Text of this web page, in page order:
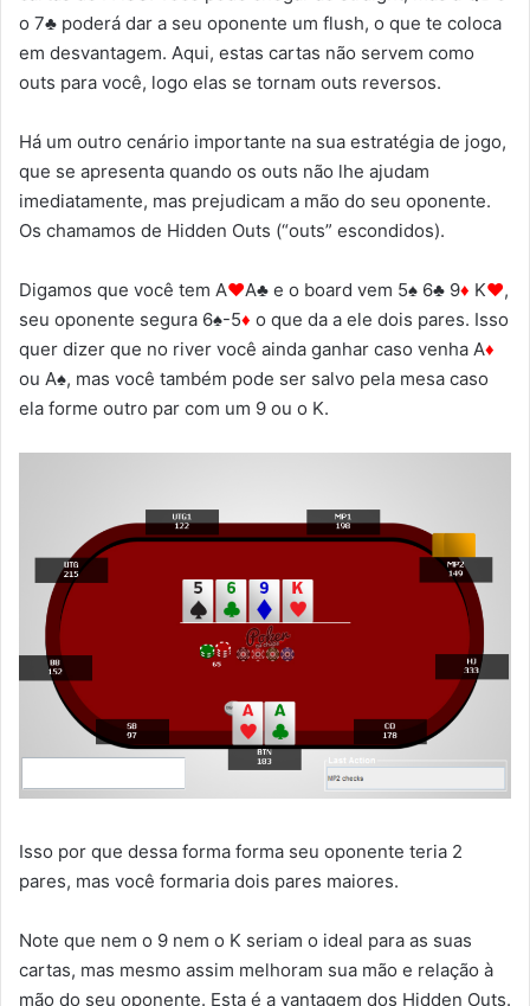
o 7♣ poderá dar a seu oponente um flush, o que te coloca
em desvantagem. Aqui, estas cartas não servem como
outs para você, logo elas se tornam outs reversos.
Há um outro cenário importante na sua estratégia de jogo,
que se apresenta quando os outs não lhe ajudam
imediatamente, mas prejudicam a mão do seu oponente.
Os chamamos de Hidden Outs (“outs” escondidos).
Digamos que você tem A♥A♣ e o board vem 5♠ 6♣ 9♦ K♥,
seu oponente segura 6♠-5♦ o que da a ele dois pares. Isso
quer dizer que no river você ainda ganhar caso venha A♦
ou A♠, mas você também pode ser salvo pela mesa caso
ela forme outro par com um 9 ou o K.
Isso por que dessa forma forma seu oponente teria 2
pares, mas você formaria dois pares maiores.
Note que nem o 9 nem o K seriam o ideal para as suas
cartas, mas mesmo assim melhoram sua mão e relação à
mão do seu oponente. Esta é a vantagem dos Hidden Outs.